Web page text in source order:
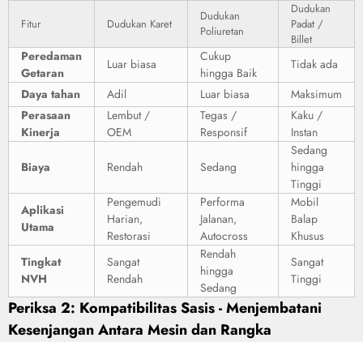
Fitur Dudukan Karet
Dudukan
Poliuretan
Dudukan
Padat /
Billet
Peredaman
Getaran
Luar biasa
Cukup
hingga Baik
Tidak ada
Daya tahan
Adil Luar biasa
Maksimum
Perasaan
Kinerja
Lembut /
OEM
Tegas /
Responsif
Kaku /
Instan
Biaya Rendah Sedang
Sedang
hingga
Tinggi
Aplikasi
Utama
Pengemudi
Harian,
Restorasi
Performa
Jalanan,
Autocross
Mobil
Balap
Khusus
Tingkat
NVH
Sangat
Rendah
Rendah
hingga
Sedang
Sangat
Tinggi
Periksa 2: Kompatibilitas Sasis - Menjembatani
Kesenjangan Antara Mesin dan Rangka